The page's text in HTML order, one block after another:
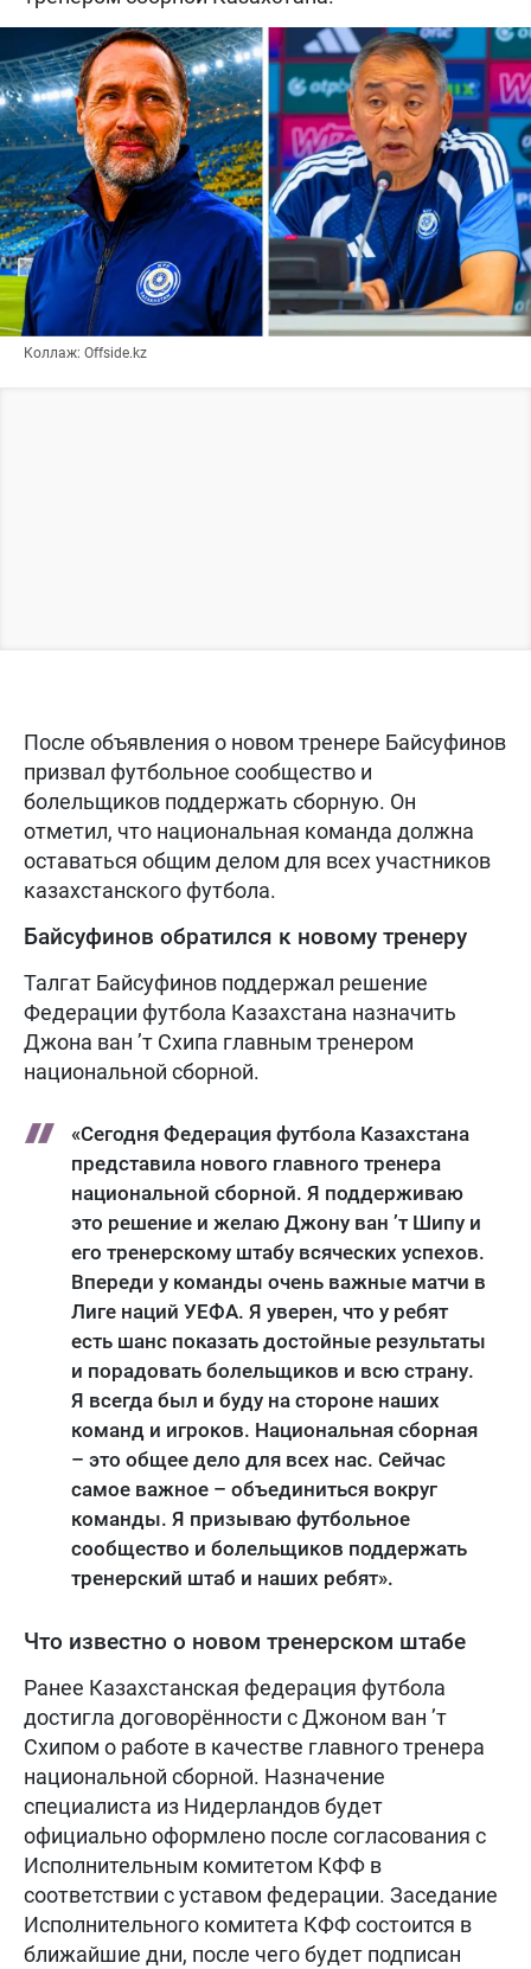
Коллаж: Offside.kz
После объявления о новом тренере Байсуфинов
призвал футбольное сообщество и
болельщиков поддержать сборную. Он
отметил, что национальная команда должна
оставаться общим делом для всех участников
казахстанского футбола.
Байсуфинов обратился к новому тренеру
Талгат Байсуфинов поддержал решение
Федерации футбола Казахстана назначить
Джона ван ’т Схипа главным тренером
национальной сборной.
«Сегодня Федерация футбола Казахстана
представила нового главного тренера
национальной сборной. Я поддерживаю
это решение и желаю Джону ван ’т Шипу и
его тренерскому штабу всяческих успехов.
Впереди у команды очень важные матчи в
Лиге наций УЕФА. Я уверен, что у ребят
есть шанс показать достойные результаты
и порадовать болельщиков и всю страну.
Я всегда был и буду на стороне наших
команд и игроков. Национальная сборная
– это общее дело для всех нас. Сейчас
самое важное – объединиться вокруг
команды. Я призываю футбольное
сообщество и болельщиков поддержать
тренерский штаб и наших ребят».
Что известно о новом тренерском штабе
Ранее Казахстанская федерация футбола
достигла договорённости с Джоном ван ’т
Схипом о работе в качестве главного тренера
национальной сборной. Назначение
специалиста из Нидерландов будет
официально оформлено после согласования с
Исполнительным комитетом КФФ в
соответствии с уставом федерации. Заседание
Исполнительного комитета КФФ состоится в
ближайшие дни, после чего будет подписан